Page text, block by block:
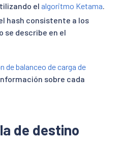
el algoritmo Ketama
hash consistente a los
se describe en el
de balanceo de carga de
sobre cada
de destino